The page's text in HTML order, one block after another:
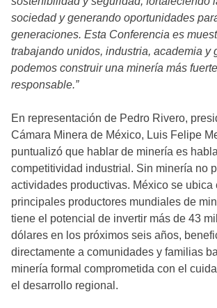
sociedad y generando oportunidades
generaciones. Esta Conferencia es
trabajando unidos, industria, academia y
podemos construir una minería más
responsable.”
En representación de Pedro Rivero,
Cámara Minera de México, Luis Felipe
puntualizó que hablar de minería es
competitividad industrial. Sin minería no
actividades productivas. México se ubica
principales productores mundiales de
tiene el potencial de invertir más de 43
dólares en los próximos seis años,
directamente a comunidades y familias
minería formal comprometida con el
el desarrollo regional.